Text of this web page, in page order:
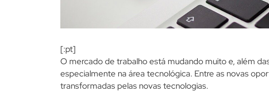
[:pt]
O mercado de trabalho está mudando muito e, além
especialmente na área tecnológica. Entre as novas
transformadas pelas novas tecnologias.